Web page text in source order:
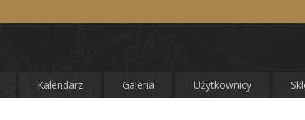
Kalendarz Galeria Użytkownicy